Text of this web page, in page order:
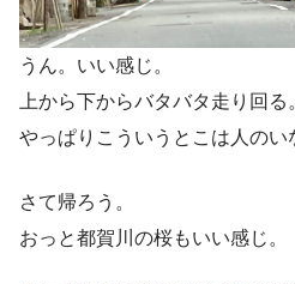
うん。いい感じ。
上から下からバタバタ走り回る
やっぱりこういうとこは人のい
さて帰ろう。
おっと都賀川の桜もいい感じ。